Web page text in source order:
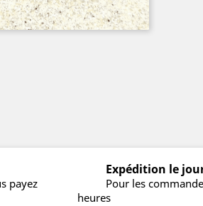
payez
Expédition le
Pour les
heures